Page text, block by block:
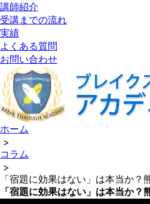
講師紹介
受講までの流れ
実績
よくある質問
お問い合わせ
ホーム
>
コラム
>
「宿題に効果はない」は本当か
「宿題に効果はない」は本当か